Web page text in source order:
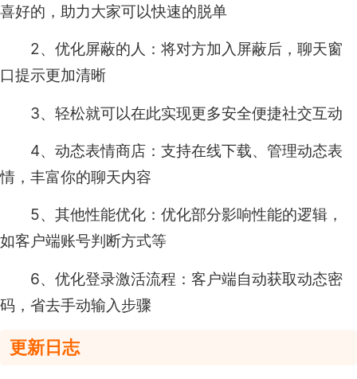
喜好的，助力大家可以快速的脱单
2、优化屏蔽的人：将对方加入屏蔽后，聊天窗
口提示更加清晰
3、轻松就可以在此实现更多安全便捷社交互动
4、动态表情商店：支持在线下载、管理动态表
情，丰富你的聊天内容
5、其他性能优化：优化部分影响性能的逻辑，
如客户端账号判断方式等
6、优化登录激活流程：客户端自动获取动态密
码，省去手动输入步骤
更新日志